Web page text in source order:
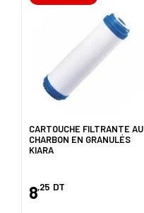
CARTOUCHE FILTRANTE AU
CHARBON EN GRANULÉS
KIARA
8,25 DT